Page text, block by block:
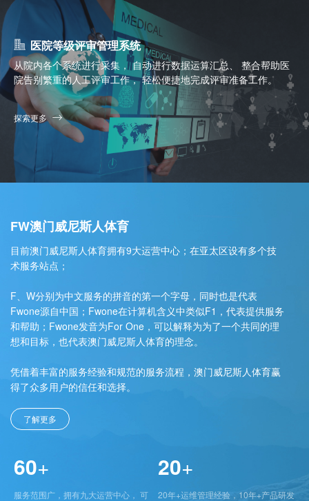
医院等级评审管理系统
从院内各个系统进行采集， 自动进行数据运算汇总、 整合帮助医
院告别繁重的人工评审工作， 轻松便捷地完成评审准备工作。
探索更多
FW澳门威尼斯人体育
目前澳门威尼斯人体育拥有9大运营中心；在亚太区设有多个技
术服务站点；
F、W分别为中文服务的拼音的第一个字母，同时也是代表
Fwone源自中国；Fwone在计算机含义中类似F1，代表提供服务
和帮助；Fwone发音为For One，可以解释为为了一个共同的理
想和目标，也代表澳门威尼斯人体育的理念。
凭借着丰富的服务经验和规范的服务流程，澳门威尼斯人体育赢
得了众多用户的信任和选择。
了解更多
60+
服务范围广，拥有九大运营中心， 可
20+
20年+运维管理经验，10年+产品研发